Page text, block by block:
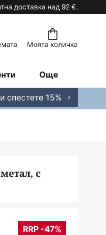
доставка над 92 €.
Моята количка
Още
и спестете 15%
с
RRP -47%